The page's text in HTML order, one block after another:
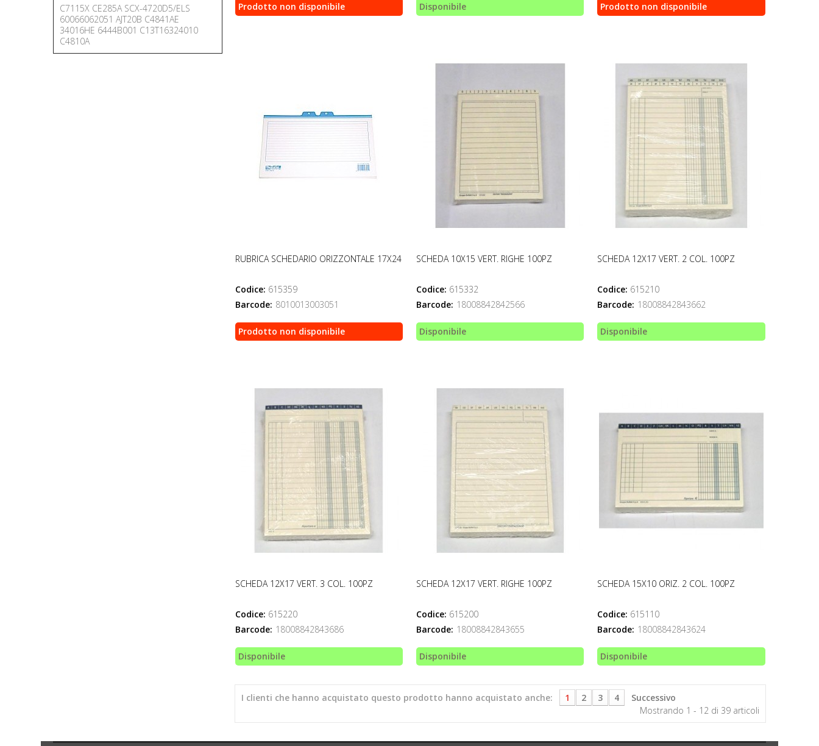
C7115X CE285A SCX-4720D5/ELS
60066062051 AJT20B C4841AE
34016HE 6444B001 C13T16324010
C4810A
Prodotto non disponibile Disponibile Prodotto non disponibile
RUBRICA SCHEDARIO ORIZZONTALE 17X24
Codice: 615359
Barcode: 8010013003051
Prodotto non disponibile
SCHEDA 10X15 VERT. RIGHE 100PZ
Codice: 615332
Barcode: 18008842842566
Disponibile
SCHEDA 12X17 VERT. 2 COL. 100PZ
Codice: 615210
Barcode: 18008842843662
Disponibile
SCHEDA 12X17 VERT. 3 COL. 100PZ
Codice: 615220
Barcode: 18008842843686
Disponibile
SCHEDA 12X17 VERT. RIGHE 100PZ
Codice: 615200
Barcode: 18008842843655
Disponibile
SCHEDA 15X10 ORIZ. 2 COL. 100PZ
Codice: 615110
Barcode: 18008842843624
Disponibile
I clienti che hanno acquistato questo prodotto hanno acquistato anche: 1 2 3 4
Successivo
Mostrando 1 - 12 di 39 articoli